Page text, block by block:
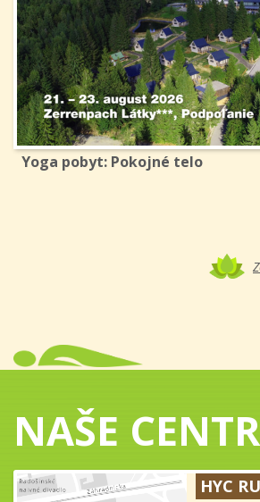
Yoga pobyt: Pokojné telo
NAŠE
HYC